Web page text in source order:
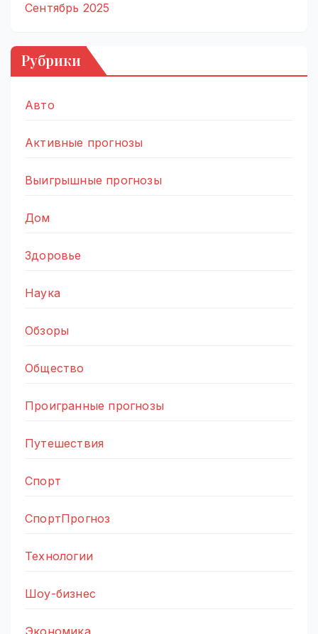
Сентябрь 2025
Рубрики
Авто
Активные прогнозы
Выигрышные прогнозы
Дом
Здоровье
Наука
Обзоры
Общество
Проигранные прогнозы
Путешествия
Спорт
СпортПрогноз
Технологии
Шоу-бизнес
Экономика